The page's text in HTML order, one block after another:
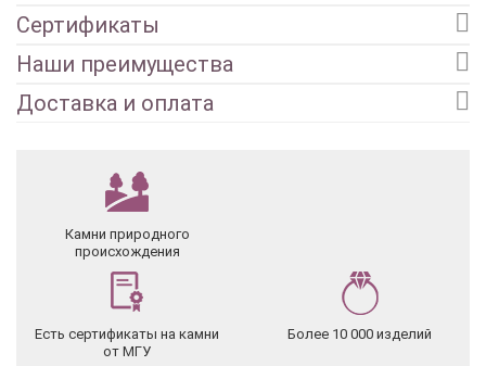
Сертификаты
Наши преимущества
Доставка и оплата
Камни природного
происхождения
Есть сертификаты на камни
от МГУ
Более 10 000 изделий